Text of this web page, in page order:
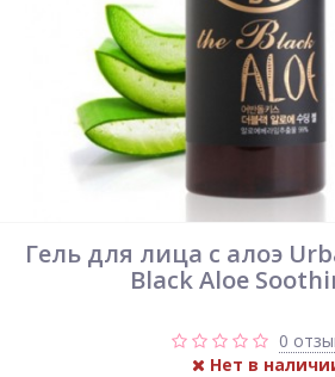
Гель для лица с алоэ
Black Aloe
0
Нет в